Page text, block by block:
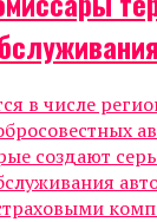
в числе
создают